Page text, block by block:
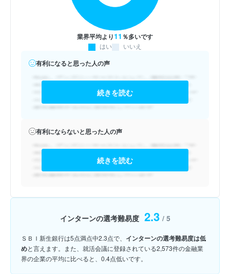
業界平均より11 ％多いです
はい いいえ
有利になると思った人の声
続きを読む
有利にならないと思った人の声
続きを読む
インターンの選考難易度 2.3 / 5
ＳＢＩ新生銀行は5点満点中2.3点で、 インターンの選考難易度は低
めと言えます。また、就活会議に登録されている2,573件の金融業
界の企業の平均に比べると、0.4点低いです。